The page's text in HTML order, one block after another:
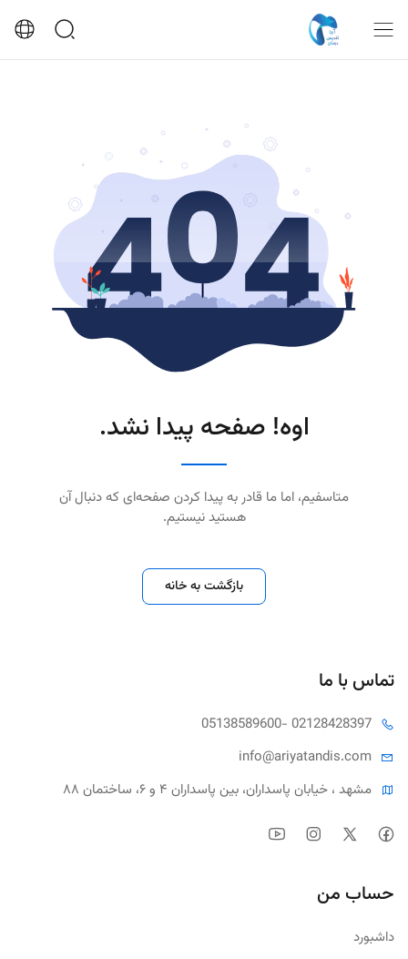
اوه! صفحه پیدا نشد.
متاسفیم، اما ما قادر به پیدا کردن صفحه‌ای که دنبال آن
هستید نیستیم.
بازگشت به خانه
تماس با ما
05138589600- 02128428397
info@ariyatandis.com
مشهد ، خیابان پاسداران، بین پاسداران ۴ و ۶، ساختمان ۸۸
حساب من
داشبورد